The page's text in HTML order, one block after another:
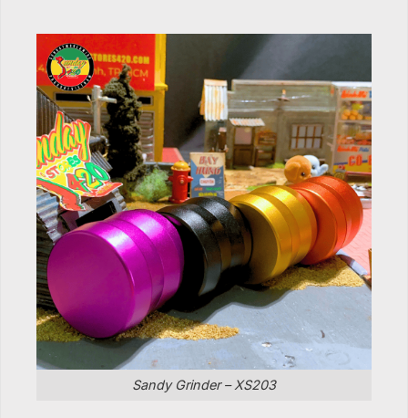
Sandy Grinder – XS203